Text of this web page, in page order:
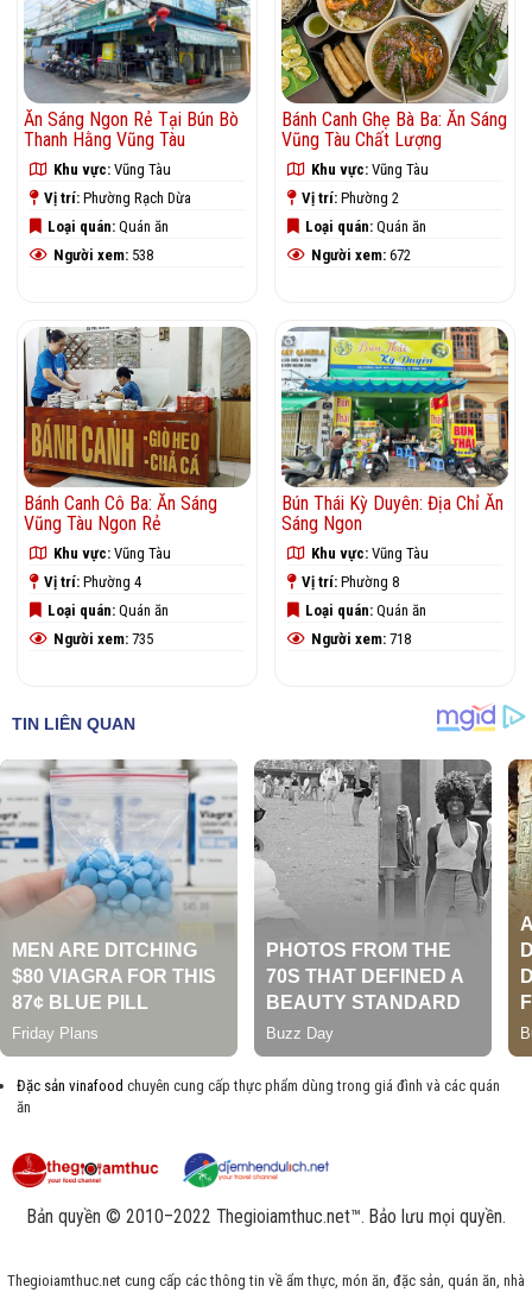
Ăn Sáng Ngon Rẻ Tại Bún Bò
Thanh Hằng Vũng Tàu
Khu vực: Vũng Tàu
Vị trí: Phường Rạch Dừa
Loại quán: Quán ăn
Người xem: 538
Bánh Canh Ghẹ Bà Ba: Ăn Sáng
Vũng Tàu Chất Lượng
Khu vực: Vũng Tàu
Vị trí: Phường 2
Loại quán: Quán ăn
Người xem: 672
Bánh Canh Cô Ba: Ăn Sáng
Vũng Tàu Ngon Rẻ
Khu vực: Vũng Tàu
Vị trí: Phường 4
Loại quán: Quán ăn
Người xem: 735
Bún Thái Kỳ Duyên: Địa Chỉ Ăn
Sáng Ngon
Khu vực: Vũng Tàu
Vị trí: Phường 8
Loại quán: Quán ăn
Người xem: 718
Đặc sản vinafood chuyên cung cấp thực phẩm dùng trong giá đình và các quán
ăn
Bản quyền © 2010–2022 Thegioiamthuc.net™. Bảo lưu mọi quyền.
Thegioiamthuc.net cung cấp các thông tin về ẩm thực, món ăn, đặc sản, quán ăn, nhà